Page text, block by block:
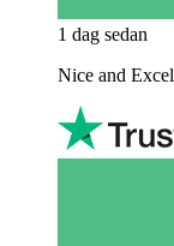
1 dag sedan
Nice and